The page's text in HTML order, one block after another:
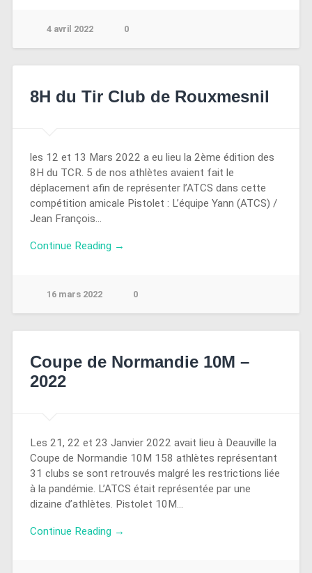
4 avril 2022 0
8H du Tir Club de Rouxmesnil
les 12 et 13 Mars 2022 a eu lieu la 2ème édition des
8H du TCR. 5 de nos athlètes avaient fait le
déplacement afin de représenter l’ATCS dans cette
compétition amicale Pistolet : L’équipe Yann (ATCS) /
Jean François…
Continue Reading →
16 mars 2022 0
Coupe de Normandie 10M –
2022
Les 21, 22 et 23 Janvier 2022 avait lieu à Deauville la
Coupe de Normandie 10M 158 athlètes représentant
31 clubs se sont retrouvés malgré les restrictions liée
à la pandémie. L’ATCS était représentée par une
dizaine d’athlètes. Pistolet 10M…
Continue Reading →